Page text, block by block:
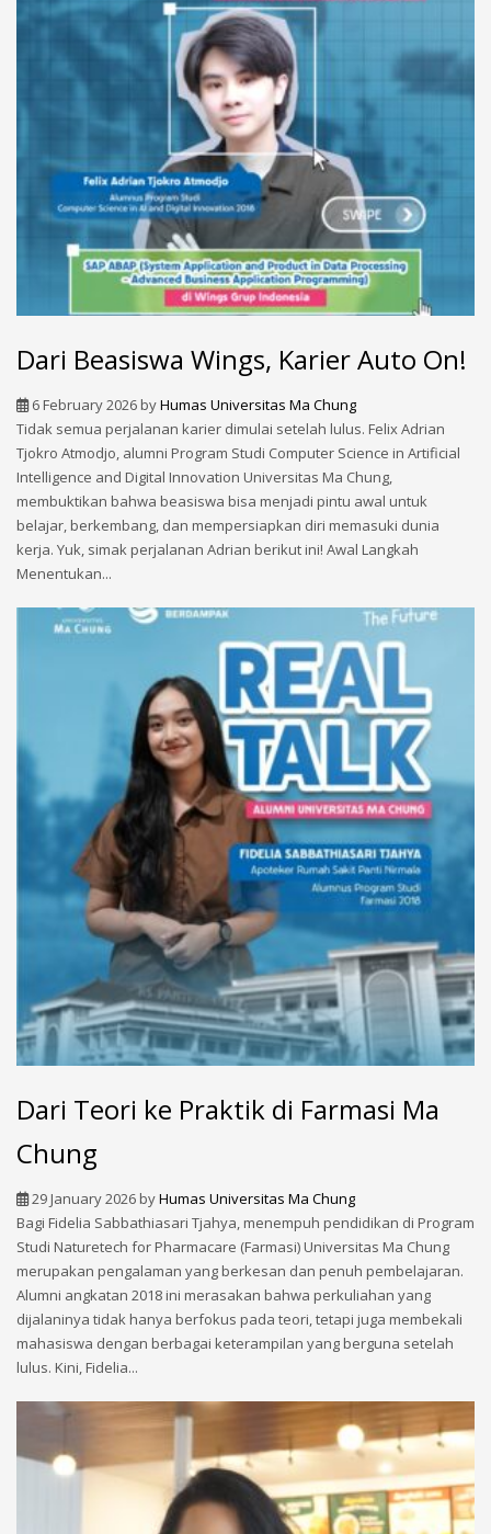
Dari Beasiswa Wings, Karier Auto On!
6 February 2026byHumas Universitas Ma Chung
Tidak semua perjalanan karier dimulai setelah lulus. Felix Adrian
Tjokro Atmodjo, alumni Program Studi Computer Science in Artificial
Intelligence and Digital Innovation Universitas Ma Chung,
membuktikan bahwa beasiswa bisa menjadi pintu awal untuk
belajar, berkembang, dan mempersiapkan diri memasuki dunia
kerja. Yuk, simak perjalanan Adrian berikut ini! Awal Langkah
Menentukan...
Dari Teori ke Praktik di Farmasi Ma
Chung
29 January 2026byHumas Universitas Ma Chung
Bagi Fidelia Sabbathiasari Tjahya, menempuh pendidikan di Program
Studi Naturetech for Pharmacare (Farmasi) Universitas Ma Chung
merupakan pengalaman yang berkesan dan penuh pembelajaran.
Alumni angkatan 2018 ini merasakan bahwa perkuliahan yang
dijalaninya tidak hanya berfokus pada teori, tetapi juga membekali
mahasiswa dengan berbagai keterampilan yang berguna setelah
lulus. Kini, Fidelia...